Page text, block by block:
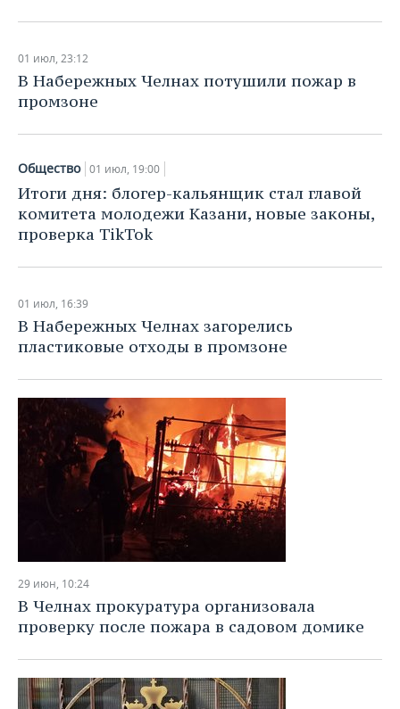
01 июл, 23:12
В Набережных Челнах потушили пожар в
промзоне
Общество 01 июл, 19:00
Итоги дня: блогер-кальянщик стал главой
комитета молодежи Казани, новые законы,
проверка TikTok
01 июл, 16:39
В Набережных Челнах загорелись
пластиковые отходы в промзоне
29 июн, 10:24
В Челнах прокуратура организовала
проверку после пожара в садовом домике